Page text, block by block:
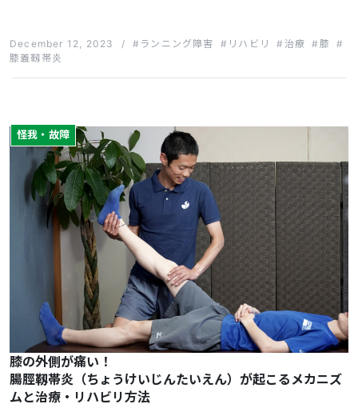
December 12, 2023 / ランニング障害 リハビリ 治療
膝
膝蓋靱帯炎
膝の外側が痛い！
腸脛靱帯炎（ちょうけいじんたいえん）が起こるメカニズ
ムと治療・リハビリ方法
怪我・故障